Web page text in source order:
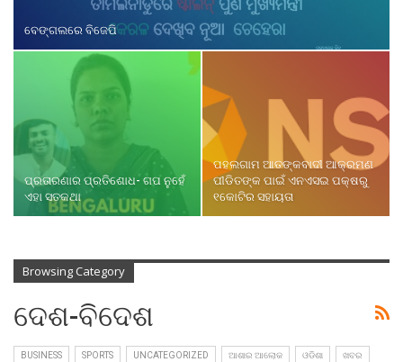
ବେଙ୍ଗଲରେ ବିଜେପି
ପ୍ରତାରଣାର ପ୍ରତିଶୋଧ- ଗପ ନୁହେଁ
ଏହା ସତକଥା
ପହଲଗାମ ଆତଙ୍କବାଦୀ ଆକ୍ରମଣ
ପୀଡିତଙ୍କ ପାଇଁ ଏନଏସଇ ପକ୍ଷରୁ
୧କୋଟିର ସହାୟତା
Browsing Category
ଦେଶ-ବିଦେଶ
BUSINESS SPORTS UNCATEGORIZED ଆଶାର ଆଲୋକ ଓଡିଶା ଖବର